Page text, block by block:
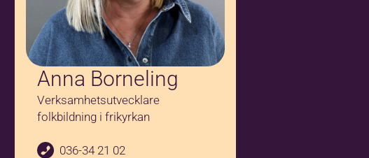
Anna Borneling
Verksamhetsutvecklare
folkbildning i frikyrkan
036-34 21 02